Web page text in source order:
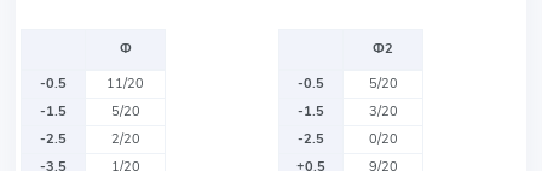
Ф
-0.5
11/20
-1.5
5/20
-2.5
2/20
-3.5
1/20
Ф2
-0.5
5/20
-1.5
3/20
-2.5
0/20
+0.5
9/20